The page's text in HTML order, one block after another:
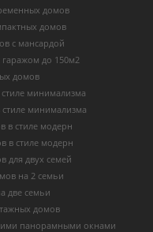
домов
домов
с мансардой
до 150м2
домов
минимализма
минимализма
в стиле модерн
в стиле модерн
для двух семей
на 2 семьи
две семьи
домов
панорамными окнами